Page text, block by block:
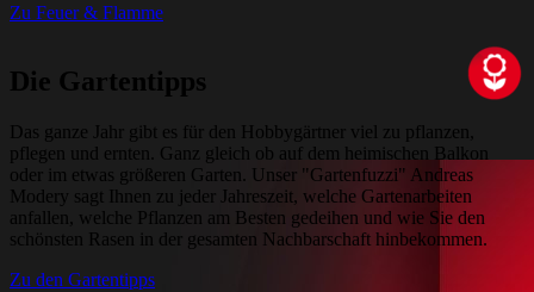
Zu Feuer & Flamme
Die Gartentipps
Das ganze Jahr gibt es für den Hobbygärtner viel zu pflanzen,
pflegen und ernten. Ganz gleich ob auf dem heimischen Balkon
oder im etwas größeren Garten. Unser "Gartenfuzzi" Andreas
Modery sagt Ihnen zu jeder Jahreszeit, welche Gartenarbeiten
anfallen, welche Pflanzen am Besten gedeihen und wie Sie den
schönsten Rasen in der gesamten Nachbarschaft hinbekommen.
Zu den Gartentipps